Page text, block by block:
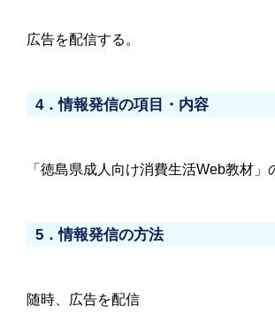
広告を配信する。
4．情報発信の項目・内容
「徳島県成人向け消費生活Web教材」
5．情報発信の方法
随時、広告を配信